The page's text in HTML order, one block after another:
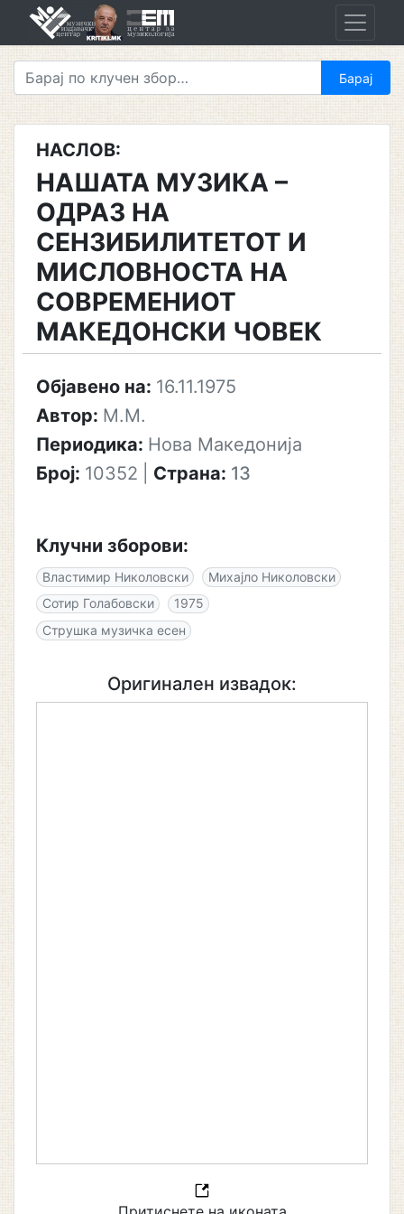
НАСЛОВ:
НАШАТА МУЗИКА –
ОДРАЗ НА
СЕНЗИБИЛИТЕТОТ И
МИСЛОВНОСТА НА
СОВРЕМЕНИОТ
МАКЕДОНСКИ ЧОВЕК
Објавено на: 16.11.1975
Автор: M.M.
Периодика: Нова Македонија
Број: 10352 Страна: 13
Клучни зборови:
Властимир Николовски
Михајло Николовски
Сотир Голабовски
1975
Струшка музичка есен
Оригинален извадок: